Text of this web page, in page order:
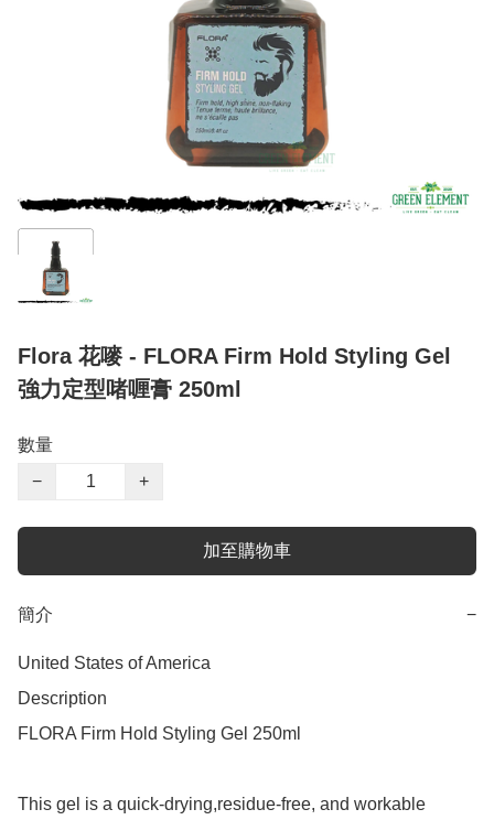
Flora 花嘜 - FLORA Firm Hold Styling Gel
強力定型啫喱膏 250ml
數量
−
+
加至購物車
簡介 −
United States of America
Description
FLORA Firm Hold Styling Gel 250ml
This gel is a quick-drying,residue-free, and workable